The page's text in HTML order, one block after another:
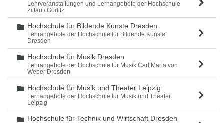
Lehrveranstaltungen und Lernangebote der Hochschule
Zittau / Görlitz
Ordner
Hochschule für Bildende Künste Dresden
Lehrangebote der Hochschule für Bildende Künste
Dresden
Ordner
Hochschule für Musik Dresden
Lehrangebote der Hochschule für Musik Carl Maria von
Weber Dresden
Ordner
Hochschule für Musik und Theater Leipzig
Lernangebote der Hochschule für Musik und Theater
Leipzig
Ordner
Hochschule für Technik und Wirtschaft Dresden